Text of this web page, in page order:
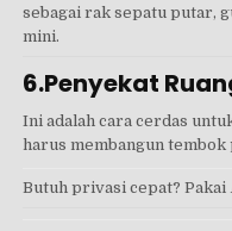
sebagai rak sepatu putar,
mini.
6.Penyekat
Ini adalah cara cerdas
harus membangun tembok
Butuh privasi cepat? Pakai